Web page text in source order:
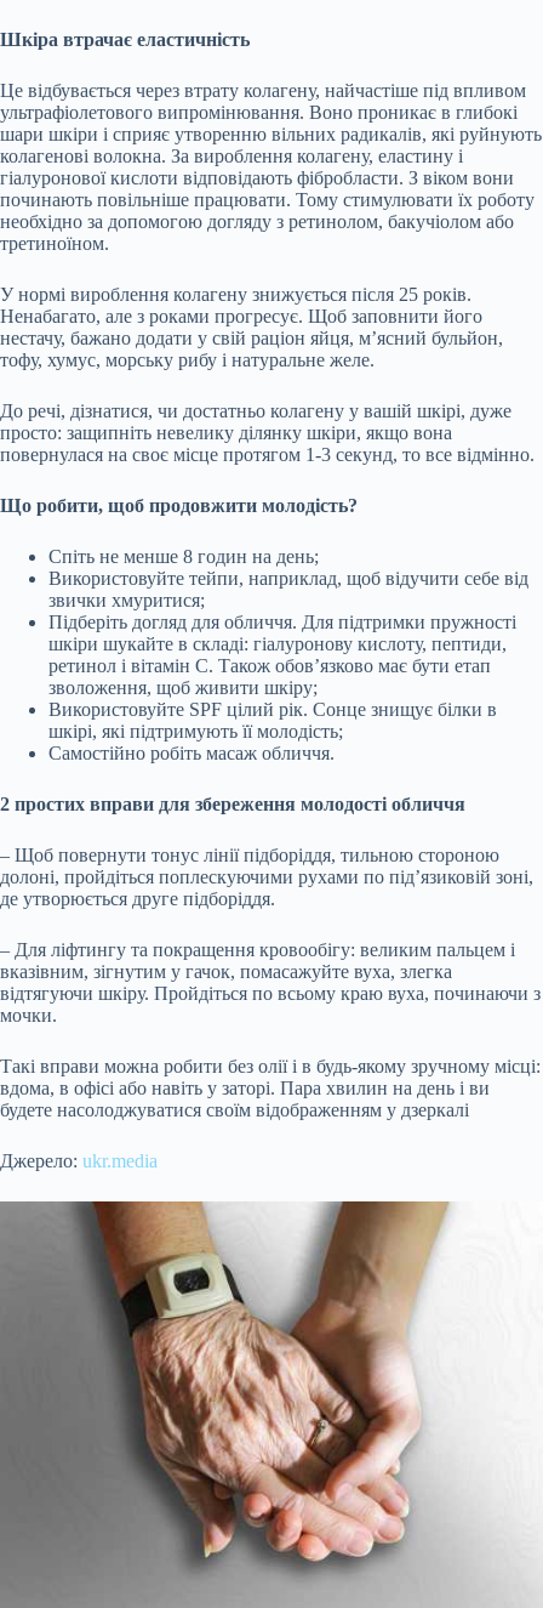
Шкіра втрачає еластичність
Це відбувається через втрату колагену, найчастіше під впливом
ультрафіолетового випромінювання. Воно проникає в глибокі
шари шкіри і сприяє утворенню вільних радикалів, які руйнують
колагенові волокна. За вироблення колагену, еластину і
гіалуронової кислоти відповідають фібробласти. З віком вони
починають повільніше працювати. Тому стимулювати їх роботу
необхідно за допомогою догляду з ретинолом, бакучіолом або
третиноїном.
У нормі вироблення колагену знижується після 25 років.
Ненабагато, але з роками прогресує. Щоб заповнити його
нестачу, бажано додати у свій раціон яйця, м’ясний бульйон,
тофу, хумус, морську рибу і натуральне желе.
До речі, дізнатися, чи достатньо колагену у вашій шкірі, дуже
просто: защипніть невелику ділянку шкіри, якщо вона
повернулася на своє місце протягом 1-3 секунд, то все відмінно.
Що робити, щоб продовжити молодість?
Спіть не менше 8 годин на день;
Використовуйте тейпи, наприклад, щоб відучити себе від
звички хмуритися;
Підберіть догляд для обличчя. Для підтримки пружності
шкіри шукайте в складі: гіалуронову кислоту, пептиди,
ретинол і вітамін С. Також обов’язково має бути етап
зволоження, щоб живити шкіру;
Використовуйте SPF цілий рік. Сонце знищує білки в
шкірі, які підтримують її молодість;
Самостійно робіть масаж обличчя.
2 простих вправи для збереження молодості обличчя
– Щоб повернути тонус лінії підборіддя, тильною стороною
долоні, пройдіться поплескуючими рухами по під’язиковій зоні,
де утворюється друге підборіддя.
– Для ліфтингу та покращення кровообігу: великим пальцем і
вказівним, зігнутим у гачок, помасажуйте вуха, злегка
відтягуючи шкіру. Пройдіться по всьому краю вуха, починаючи з
мочки.
Такі вправи можна робити без олії і в будь-якому зручному місці:
вдома, в офісі або навіть у заторі. Пара хвилин на день і ви
будете насолоджуватися своїм відображенням у дзеркалі
Джерело: ukr.media